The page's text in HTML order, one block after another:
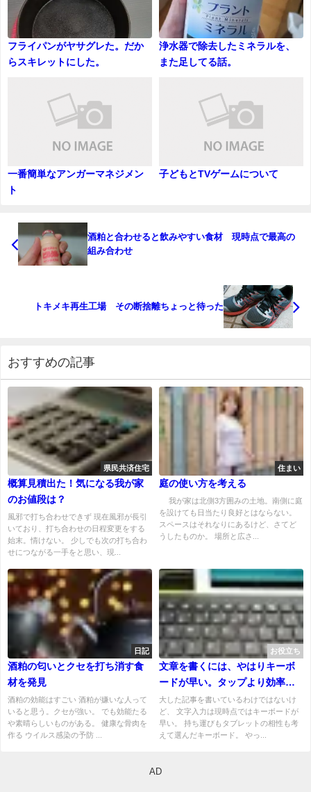
フライパンがヤサグレた。だか
らスキレットにした。
浄水器で除去したミネラルを、
また足してる話。
一番簡単なアンガーマネジメン
ト
子どもとTVゲームについて
酒粕と合わせると飲みやすい食材 現時点で最高の
組み合わせ
トキメキ再生工場 その断捨離ちょっと待った
おすすめの記事
県民共済住宅
概算見積出た！気になる我が家
のお値段は？
風邪で打ち合わせできず 現在風邪が長引
いており、打ち合わせの日程変更をする
始末。情けない。 少しでも次の打ち合わ
せにつながる一手をと思い、現...
住まい
庭の使い方を考える
我が家は北側3方囲みの土地。南側に庭
を設けても日当たり良好とはならない。
スペースはそれなりにあるけど、さてど
うしたものか。 場所と広さ...
日記
酒粕の匂いとクセを打ち消す食
材を発見
酒粕の効能はすごい 酒粕が嫌いな人って
いると思う。クセが強い。 でも効能たる
や素晴らしいものがある。 健康な骨肉を
作る ウイルス感染の予防 ...
お役立ち
文章を書くには、やはりキーボ
ードが早い。タップより効率
的。
大した記事を書いているわけではないけ
ど、 文字入力は現時点ではキーボードが
早い。 持ち運びもタブレットの相性も考
えて選んだキーボード。 やっ...
AD